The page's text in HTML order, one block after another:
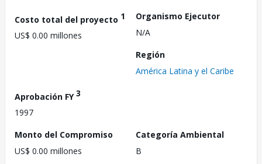
Costo total del proyecto 1
US$ 0.00 millones
Organismo Ejecutor
N/A
Región
América Latina y el Caribe
Aprobación FY3
1997
Monto del Compromiso
US$ 0.00 millones
Categoría Ambiental
B